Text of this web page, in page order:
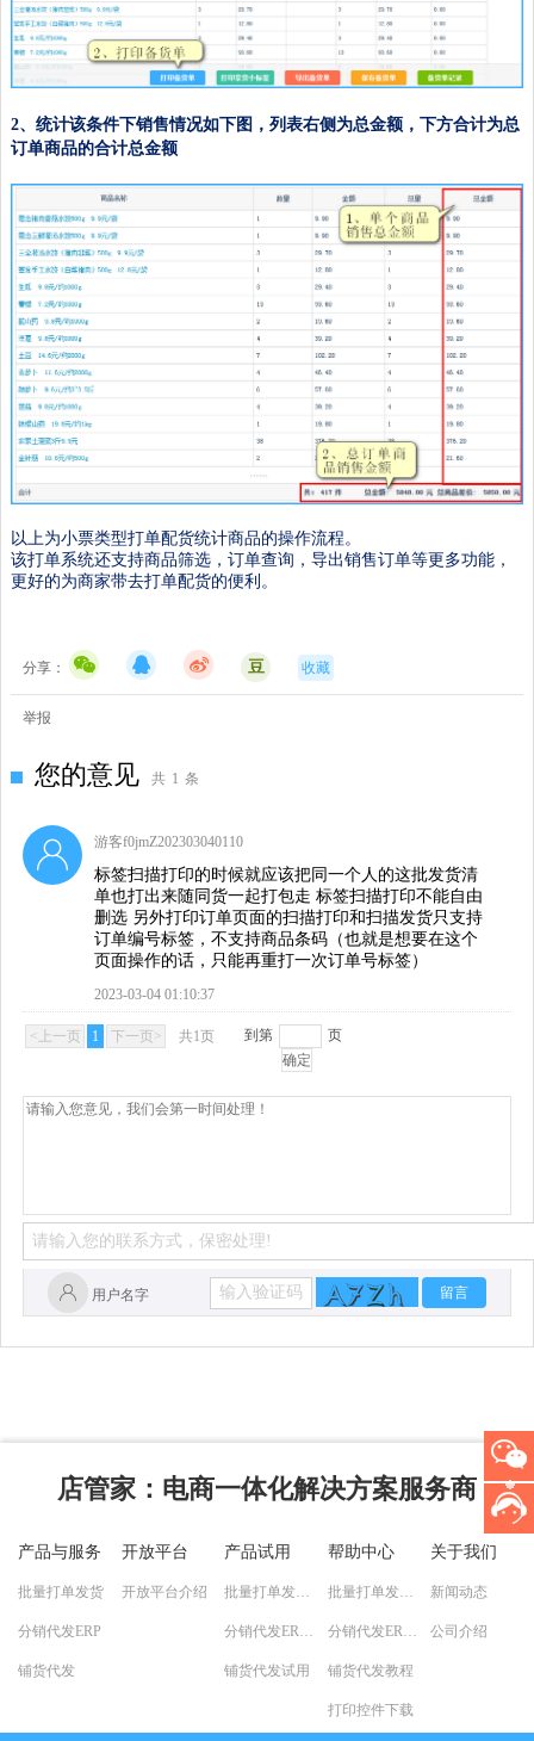
2、统计该条件下销售情况如下图，列表右侧为总金额，下方合计为总
订单商品的合计总金额
以上为小票类型打单配货统计商品的操作流程。
该打单系统还支持商品筛选，订单查询，导出销售订单等更多功能，
更好的为商家带去打单配货的便利。
分享： 豆 收藏
举报
您的意见 共 1 条
游客f0jmZ202303040110
标签扫描打印的时候就应该把同一个人的这批发货清
单也打出来随同货一起打包走 标签扫描打印不能自由
删选 另外打印订单页面的扫描打印和扫描发货只支持
订单编号标签，不支持商品条码（也就是想要在这个
页面操作的话，只能再重打一次订单号标签）
2023-03-04 01:10:37
<上一页 1 下一页> 共1页 到第
页
确定
用户名字 留言
店管家 ：电商一体化解决方案服务商
产品与服务
批量打单发货
分销代发ERP
铺货代发
开放平台
开放平台介绍
产品试用
批量打单发货试用
分销代发ERP试用
铺货代发试用
帮助中心
批量打单发货教程
分销代发ERP教程
铺货代发教程
打印控件下载
关于我们
新闻动态
公司介绍